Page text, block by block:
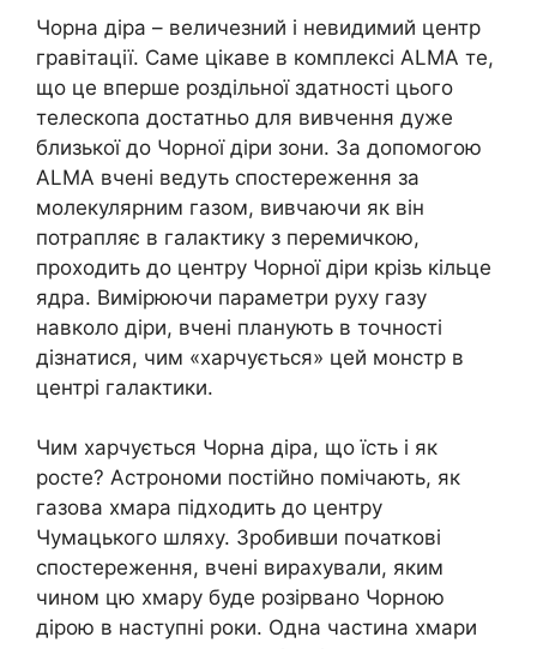
Чорна діра – величезний і невидимий центр
гравітації. Саме цікаве в комплексі ALMA те,
що це вперше роздільної здатності цього
телескопа достатньо для вивчення дуже
близької до Чорної діри зони. За допомогою
ALMA вчені ведуть спостереження за
молекулярним газом, вивчаючи як він
потрапляє в галактику з перемичкою,
проходить до центру Чорної діри крізь кільце
ядра. Вимірюючи параметри руху газу
навколо діри, вчені планують в точності
дізнатися, чим «харчується» цей монстр в
центрі галактики.
Чим харчується Чорна діра, що їсть і як
росте? Астрономи постійно помічають, як
газова хмара підходить до центру
Чумацького шляху. Зробивши початкові
спостереження, вчені вирахували, яким
чином цю хмару буде розірвано Чорною
дірою в наступні роки. Одна частина хмари